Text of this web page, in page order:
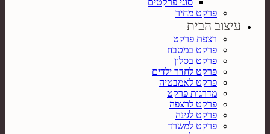
סוגי פרקטים
פרקט מחיר
עיצוב הבית
רצפת פרקט
פרקט במטבח
פרקט בסלון
פרקט לחדר ילדים
פרקט לאמבטיה
מדרגות פרקט
פרקט לרצפה
פרקט לגינה
פרקט למשרד